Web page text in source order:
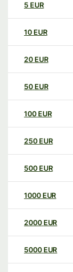
5 EUR
10 EUR
20 EUR
50 EUR
100 EUR
250 EUR
500 EUR
1000 EUR
2000 EUR
5000 EUR